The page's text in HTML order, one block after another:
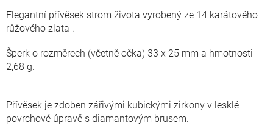
Elegantní přívěsek strom života vyrobený ze 14 karátového
růžového zlata .
Šperk o rozměrech (včetně očka) 33 x 25 mm a hmotnosti
2,68 g.
Přívěsek je zdoben zářivými kubickými zirkony v lesklé
povrchové úpravě s diamantovým brusem.